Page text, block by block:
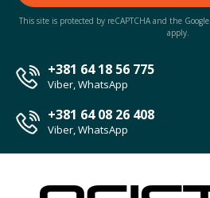
This site is protected by reCAPTCHA and the Google
apply.
+381 64 18 56 775
Viber, WhatsApp
+381 64 08 26 408
Viber, WhatsApp